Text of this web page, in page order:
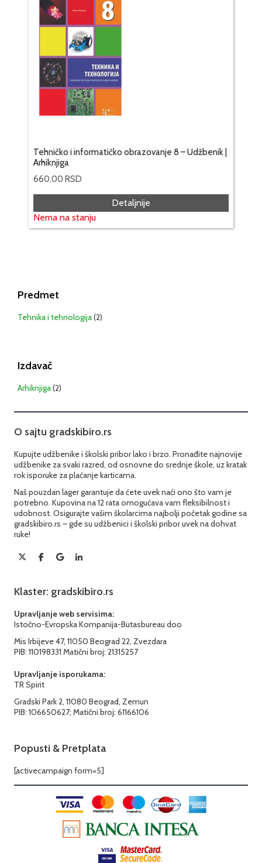
Tehničko i informatičko obrazovanje 8 – Udžbenik |
Arhiknjiga
660,00 RSD
Detaljnije
Nema na stanju
Predmet
Tehnika i tehnologija(2)
Izdavač
Arhiknjiga(2)
O sajtu gradskibiro.rs
Kupujte udžbenike i školski pribor lako i brzo. Pronađite najnovije
udžbenike za svaki razred, od osnovne do srednje škole, uz kratak
rok isporuke za plaćanje karticama.
Naš pouzdan lager garantuje da ćete uvek naći ono što vam je
potrebno. Kupovina na 12 rata omogućava vam fleksibilnost i
udobnost. Osigurajte vašim školarcima najbolji početak godine sa
gradskibiro.rs – gde su udžbenici i školski pribor uvek na dohvat
ruke!
Klaster: gradskibiro.rs
Upravljanje web servisima:
Istočno-Evropska Kompanija-Butasbureau doo
Mis Irbijeve 47, 11050 Beograd 22, Zvezdara
PIB: 110198331 Matični broj: 21315257
Upravljanje isporukama:
TR Spirit
Gradski Park 2, 11080 Beograd, Zemun
PIB: 106650627; Matični broj: 61166106
Popusti & Pretplata
[activecampaign form=5]